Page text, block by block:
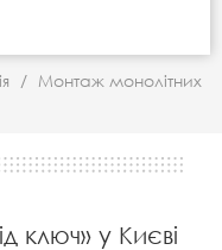
/ Монтаж монолітних
ключ» у Києві